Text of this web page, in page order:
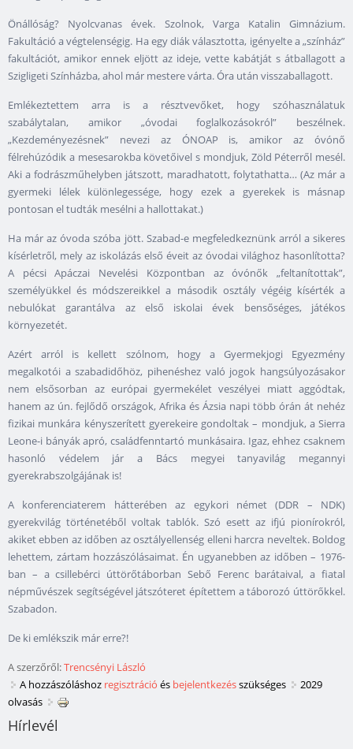
Önállóság? Nyolcvanas évek. Szolnok, Varga Katalin Gimnázium.
Fakultáció a végtelenségig. Ha egy diák választotta, igényelte a „színház”
fakultációt, amikor ennek eljött az ideje, vette kabátját s átballagott a
Szigligeti Színházba, ahol már mestere várta. Óra után visszaballagott.
Emlékeztettem arra is a résztvevőket, hogy szóhasználatuk
szabálytalan, amikor „óvodai foglalkozásokról” beszélnek.
„Kezdeményezésnek” nevezi az ÓNOAP is, amikor az óvónő
félrehúzódik a mesesarokba követőivel s mondjuk, Zöld Péterről mesél.
Aki a fodrászműhelyben játszott, maradhatott, folytathatta… (Az már a
gyermeki lélek különlegessége, hogy ezek a gyerekek is másnap
pontosan el tudták mesélni a hallottakat.)
Ha már az óvoda szóba jött. Szabad-e megfeledkeznünk arról a sikeres
kísérletről, mely az iskolázás első éveit az óvodai világhoz hasonlította?
A pécsi Apáczai Nevelési Központban az óvónők „feltanítottak”,
személyükkel és módszereikkel a második osztály végéig kísérték a
nebulókat garantálva az első iskolai évek bensőséges, játékos
környezetét.
Azért arról is kellett szólnom, hogy a Gyermekjogi Egyezmény
megalkotói a szabadidőhöz, pihenéshez való jogok hangsúlyozásakor
nem elsősorban az európai gyermekélet veszélyei miatt aggódtak,
hanem az ún. fejlődő országok, Afrika és Ázsia napi több órán át nehéz
fizikai munkára kényszerített gyerekeire gondoltak – mondjuk, a Sierra
Leone-i bányák apró, családfenntartó munkásaira. Igaz, ehhez csaknem
hasonló védelem jár a Bács megyei tanyavilág megannyi
gyerekrabszolgájának is!
A konferenciaterem hátterében az egykori német (DDR – NDK)
gyerekvilág történetéből voltak tablók. Szó esett az ifjú pionírokról,
akiket ebben az időben az osztályellenség elleni harcra neveltek. Boldog
lehettem, zártam hozzászólásaimat. Én ugyanebben az időben – 1976-
ban – a csillebérci úttörőtáborban Sebő Ferenc barátaival, a fiatal
népművészek segítségével játszóteret építettem a táborozó úttörőkkel.
Szabadon.
De ki emlékszik már erre?!
A szerzőről:Trencsényi László
A hozzászóláshoz regisztráció és bejelentkezésszükséges
2029
olvasás
Hírlevél